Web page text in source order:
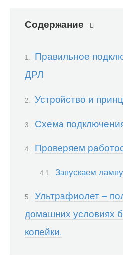
Содержание
Правильное
ДРЛ
Устройство и
Схема
Проверяем
Запускаем
Ультрафиолет –
домашних условиях
копейки.